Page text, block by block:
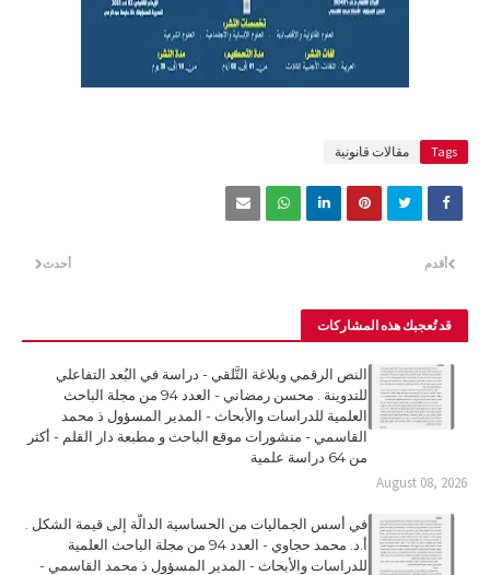
Tags مقالات قانونية
أحدث أقدم
قد تُعجبك هذه المشاركات
النص الرقمي وبلاغة التَّلقي - دراسة في البُعد التفاعلي
للتدوينة . محسن رمضاني - العدد 94 من مجلة الباحث
العلمية للدراسات والأبحاث - المدير المسؤول ذ محمد
القاسمي - منشورات موقع الباحث و مطبعة دار القلم - أكثر
من 64 دراسة علمية
August 08, 2026
في أسس الجماليات من الحساسية الدالّة إلى قيمة الشكل .
أ.د. محمد حجاوي - العدد 94 من مجلة الباحث العلمية
للدراسات والأبحاث - المدير المسؤول ذ محمد القاسمي -